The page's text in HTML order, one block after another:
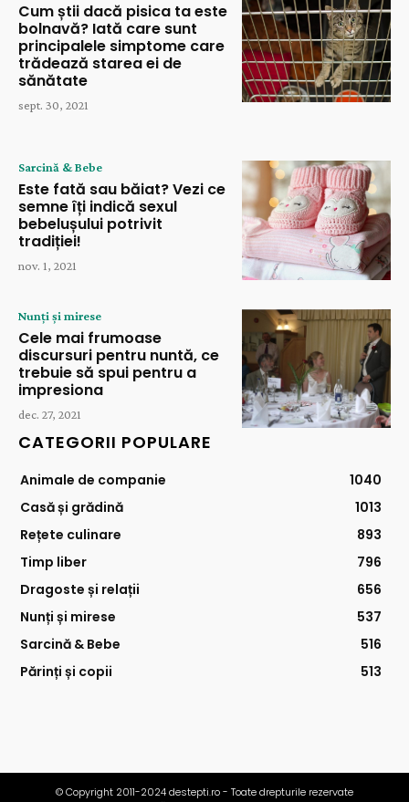
Cum știi dacă pisica ta este
bolnavă? Iată care sunt
principalele simptome care
trădează starea ei de
sănătate
sept. 30, 2021
Sarcină & Bebe
Este fată sau băiat? Vezi ce
semne îți indică sexul
bebelușului potrivit
tradiției!
nov. 1, 2021
Nunți și mirese
Cele mai frumoase
discursuri pentru nuntă, ce
trebuie să spui pentru a
impresiona
dec. 27, 2021
CATEGORII POPULARE
Animale de companie
1040
Casă și grădină
1013
Rețete culinare
893
Timp liber
796
Dragoste și relații
656
Nunți și mirese
537
Sarcină & Bebe
516
Părinți și copii
513
© Copyright 2011-2024 destepti.ro - Toate drepturile rezervate